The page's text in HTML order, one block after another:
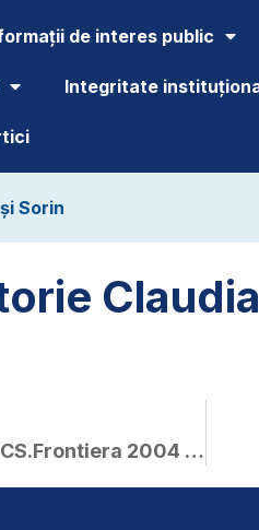
de interes public
Integritate
Sorin
CASETA TEHNICĂ DE LA JOCUL CS.Frontiera 2004 Curtici – CS.Voința Mailat 2-2